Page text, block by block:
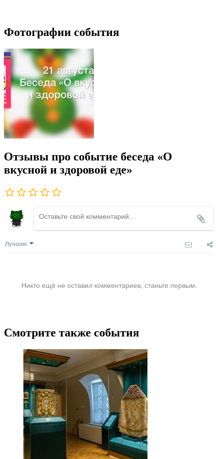
Фотографии события
Отзывы про событие беседа «О
вкусной и здоровой еде»
Лучшие
Никто ещё не оставил комментариев, станьте первым.
Смотрите также события